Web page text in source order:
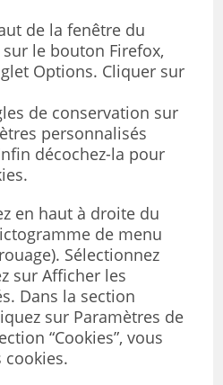
de la fenêtre du
le bouton Firefox,
Options. Cliquer sur
de conservation sur
personnalisés
décochez-la pour
en haut à droite du
de menu
Sélectionnez
sur Afficher les
Dans la section
sur Paramètres de
“Cookies”, vous
cookies.